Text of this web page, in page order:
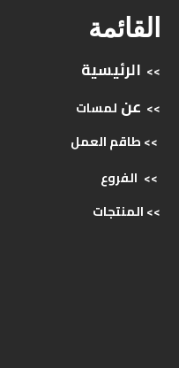
القائمة
>> الرئيسية
>> عن لمسات
>> طاقمالعمل
>> الفروع
>>المنتجات